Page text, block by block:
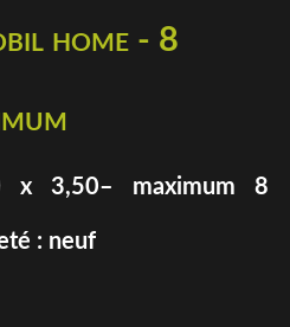
home - 8
x 3,50– maximum 8
: neuf